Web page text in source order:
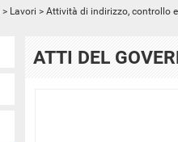
> Lavori > Attività di indirizzo, controllo
ATTI DEL